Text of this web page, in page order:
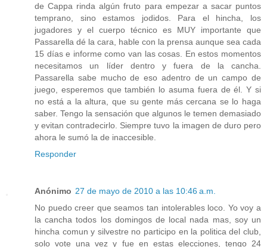
de Cappa rinda algún fruto para empezar a sacar puntos
temprano, sino estamos jodidos. Para el hincha, los
jugadores y el cuerpo técnico es MUY importante que
Passarella dé la cara, hable con la prensa aunque sea cada
15 días e informe como van las cosas. En estos momentos
necesitamos un líder dentro y fuera de la cancha.
Passarella sabe mucho de eso adentro de un campo de
juego, esperemos que también lo asuma fuera de él. Y si
no está a la altura, que su gente más cercana se lo haga
saber. Tengo la sensación que algunos le temen demasiado
y evitan contradecirlo. Siempre tuvo la imagen de duro pero
ahora le sumó la de inaccesible.
Responder
Anónimo 27 de mayo de 2010 a las 10:46 a.m.
No puedo creer que seamos tan intolerables loco. Yo voy a
la cancha todos los domingos de local nada mas, soy un
hincha comun y silvestre no participo en la politica del club,
solo vote una vez y fue en estas elecciones, tengo 24